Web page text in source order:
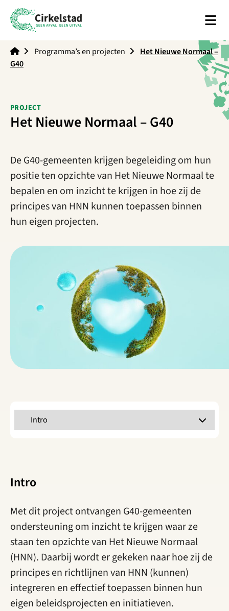
Menu
Programma’s en projecten
Het Nieuwe Normaal –
G40
Het Nieuwe Normaal – G40
De G40-gemeenten krijgen begeleiding om hun
positie ten opzichte van Het Nieuwe Normaal te
bepalen en om inzicht te krijgen in hoe zij de
principes van HNN kunnen toepassen binnen
hun eigen projecten.
PROJECT
Selecteer een tabblad
Intro
Met dit project ontvangen G40-gemeenten
ondersteuning om inzicht te krijgen waar ze
staan ten opzichte van Het Nieuwe Normaal
(HNN). Daarbij wordt er gekeken naar hoe zij de
principes en richtlijnen van HNN (kunnen)
integreren en effectief toepassen binnen hun
eigen beleidsprojecten en initiatieven.